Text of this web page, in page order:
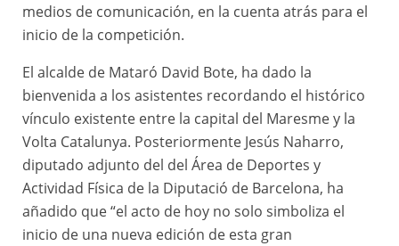
medios de comunicación, en la cuenta atrás para el
inicio de la competición.
El alcalde de Mataró David Bote, ha dado la
bienvenida a los asistentes recordando el histórico
vínculo existente entre la capital del Maresme y la
Volta Catalunya. Posteriormente Jesús Naharro,
diputado adjunto del del Área de Deportes y
Actividad Física de la Diputació de Barcelona, ha
añadido que “el acto de hoy no solo simboliza el
inicio de una nueva edición de esta gran